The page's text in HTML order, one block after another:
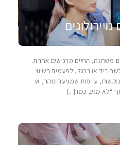
משתנה, החיים מרגישים אחרת.
ביד או ברגל, לפעמים בשיווי
עייפות שמגיעה מהר, או
“לא מגיב כמו [...]